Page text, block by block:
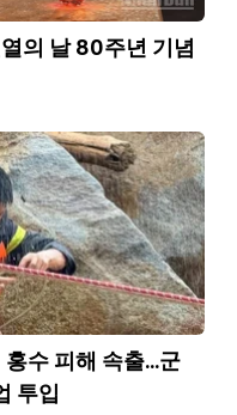
의 날 80주년 기념
수 피해 속출...군
투입